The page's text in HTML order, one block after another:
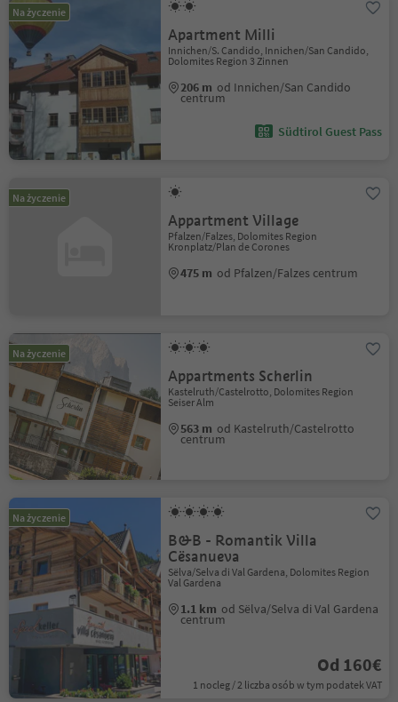
Na życzenie
Apartment Milli
Innichen/S. Candido, Innichen/San Candido,
Dolomites Region 3 Zinnen
206 m od Innichen/San Candido
centrum
Südtirol Guest Pass
Na życzenie
Appartment Village
Pfalzen/Falzes, Dolomites Region
Kronplatz/Plan de Corones
475 m od Pfalzen/Falzes centrum
Na życzenie
Appartments Scherlin
Kastelruth/Castelrotto, Dolomites Region
Seiser Alm
563 m od Kastelruth/Castelrotto
centrum
Na życzenie
B&B - Romantik Villa
Cësanueva
Sëlva/Selva di Val Gardena, Dolomites Region
Val Gardena
1.1 km od Sëlva/Selva di Val Gardena
centrum
Od 160€
1 nocleg / 2 liczba osób w tym podatek VAT